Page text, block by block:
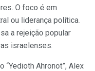
O foco é em
ou liderança política.
a rejeição popular
israelenses.
Ahronot”, Alex